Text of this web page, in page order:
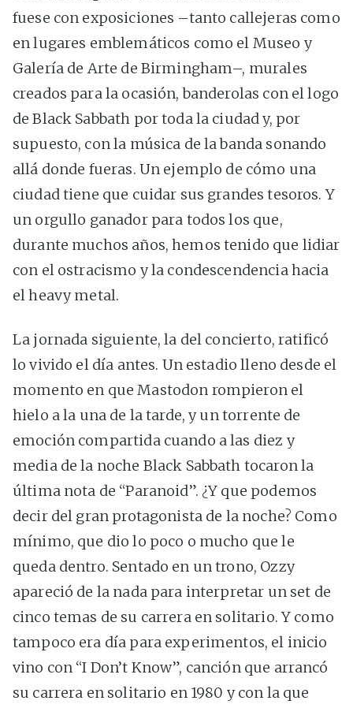
fuese con exposiciones –tanto callejeras como
en lugares emblemáticos como el Museo y
Galería de Arte de Birmingham–, murales
creados para la ocasión, banderolas con el logo
de Black Sabbath por toda la ciudad y, por
supuesto, con la música de la banda sonando
allá donde fueras. Un ejemplo de cómo una
ciudad tiene que cuidar sus grandes tesoros. Y
un orgullo ganador para todos los que,
durante muchos años, hemos tenido que lidiar
con el ostracismo y la condescendencia hacia
el heavy metal.
La jornada siguiente, la del concierto, ratificó
lo vivido el día antes. Un estadio lleno desde el
momento en que Mastodon rompieron el
hielo a la una de la tarde, y un torrente de
emoción compartida cuando a las diez y
media de la noche Black Sabbath tocaron la
última nota de “Paranoid”. ¿Y que podemos
decir del gran protagonista de la noche? Como
mínimo, que dio lo poco o mucho que le
queda dentro. Sentado en un trono, Ozzy
apareció de la nada para interpretar un set de
cinco temas de su carrera en solitario. Y como
tampoco era día para experimentos, el inicio
vino con “I Don’t Know”, canción que arrancó
su carrera en solitario en 1980 y con la que